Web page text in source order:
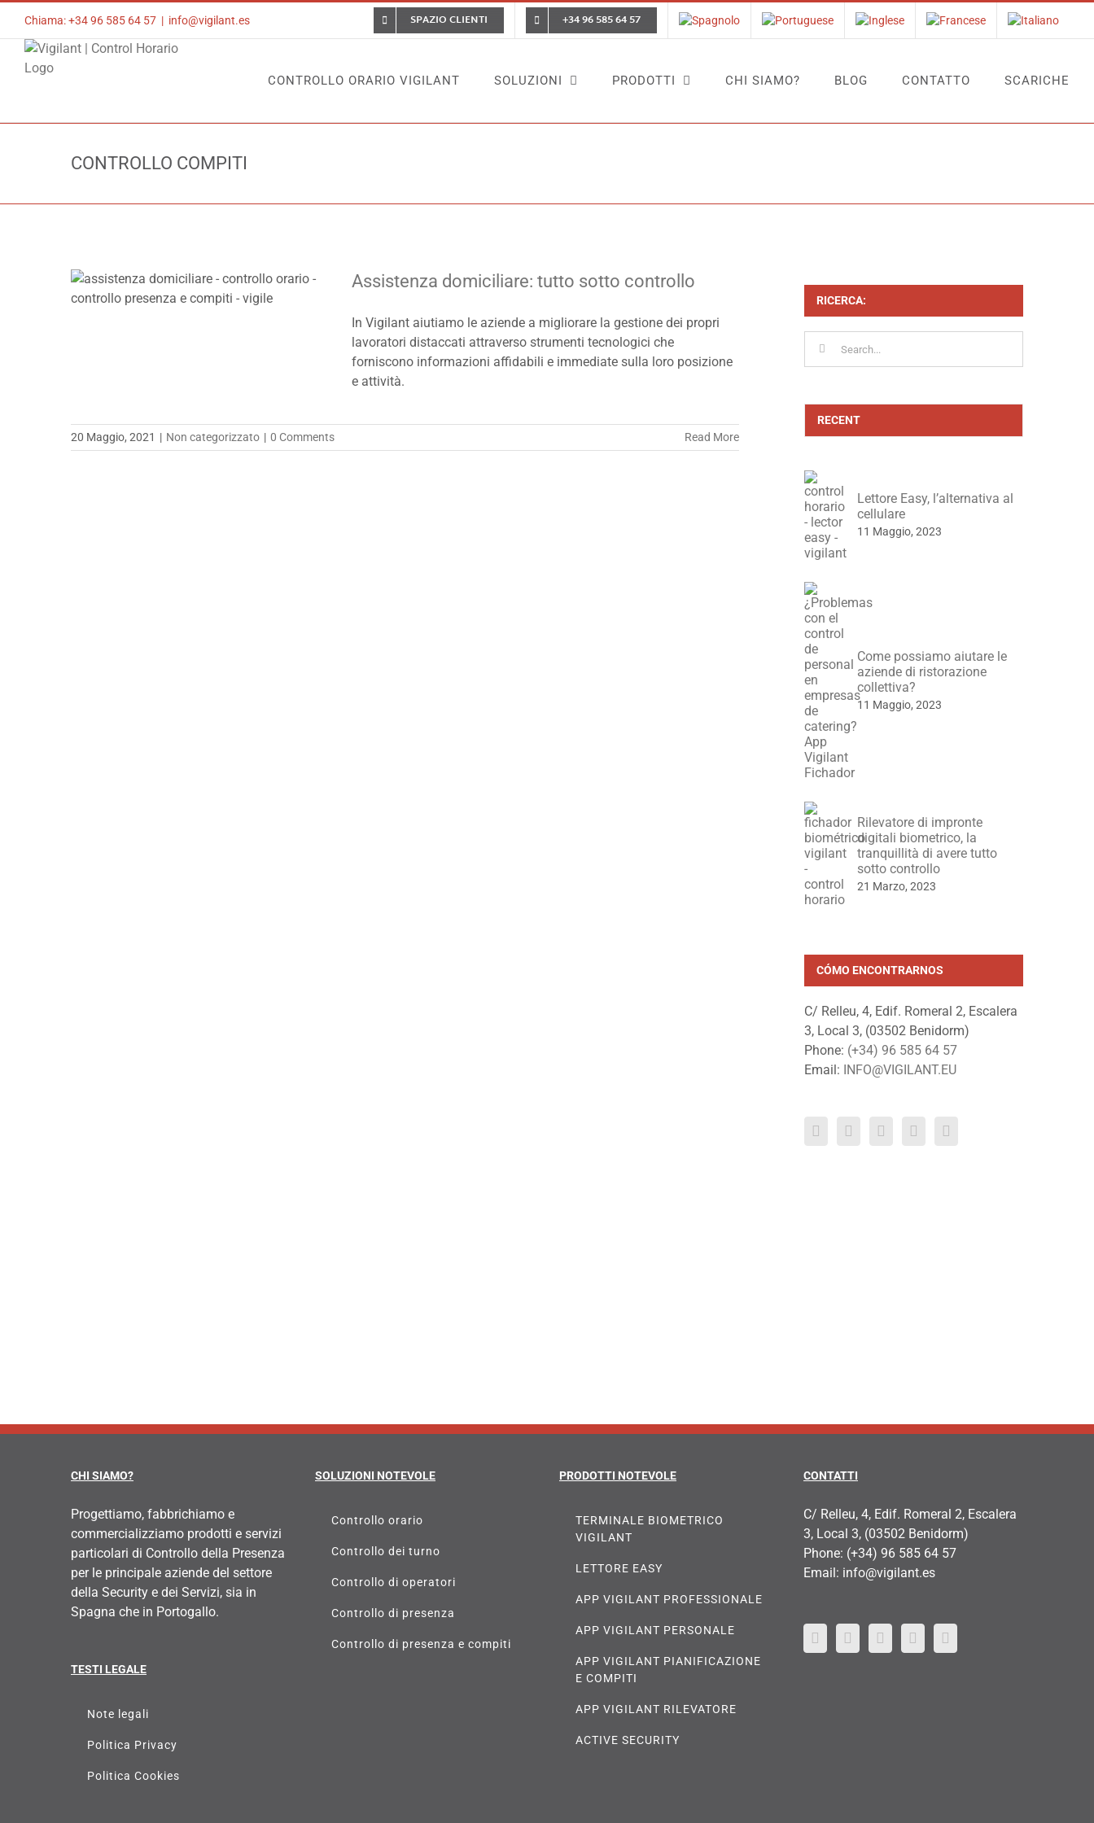
content
Chiama: +34 96 585 64 57 | info@vigilant.es SPAZIO CLIENTI +34 96 585 64 57
CONTROLLO ORARIO VIGILANT SOLUZIONI PRODOTTI CHI SIAMO? BLOG CONTATTO SCARICHE
CONTROLLO COMPITI
Assistenza domiciliare: tutto sotto controllo
In Vigilant aiutiamo le aziende a migliorare la gestione dei propri
lavoratori distaccati attraverso strumenti tecnologici che
forniscono informazioni affidabili e immediate sulla loro posizione
e attività.
20 Maggio, 2021 | Non categorizzato | 0 Comments Read More
RICERCA:
RECENT
Lettore Easy, l’alternativa al
cellulare
11 Maggio, 2023
Come possiamo aiutare le
aziende di ristorazione
collettiva?
11 Maggio, 2023
Rilevatore di impronte
digitali biometrico, la
tranquillità di avere tutto
sotto controllo
21 Marzo, 2023
CÓMO ENCONTRARNOS
C/ Relleu, 4, Edif. Romeral 2, Escalera
3, Local 3, (03502 Benidorm)
Phone: (+34) 96 585 64 57
Email: INFO@VIGILANT.EU
CHI SIAMO?
Progettiamo, fabbrichiamo e
commercializziamo prodotti e servizi
particolari di Controllo della Presenza
per le principale aziende del settore
della Security e dei Servizi, sia in
Spagna che in Portogallo.
TESTI LEGALE
Note legali
Politica Privacy
Politica Cookies
SOLUZIONI NOTEVOLE
Controllo orario
Controllo dei turno
Controllo di operatori
Controllo di presenza
Controllo di presenza e compiti
PRODOTTI NOTEVOLE
TERMINALE BIOMETRICO
VIGILANT
LETTORE EASY
APP VIGILANT PROFESSIONALE
APP VIGILANT PERSONALE
APP VIGILANT PIANIFICAZIONE
E COMPITI
APP VIGILANT RILEVATORE
ACTIVE SECURITY
CONTATTI
C/ Relleu, 4, Edif. Romeral 2, Escalera
3, Local 3, (03502 Benidorm)
Phone: (+34) 96 585 64 57
Email: info@vigilant.es